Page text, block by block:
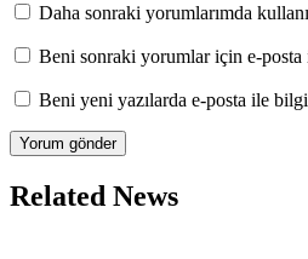
Daha sonraki yorumlarımda
Beni sonraki yorumlar için e-
Beni yeni yazılarda e-posta ile
Related News